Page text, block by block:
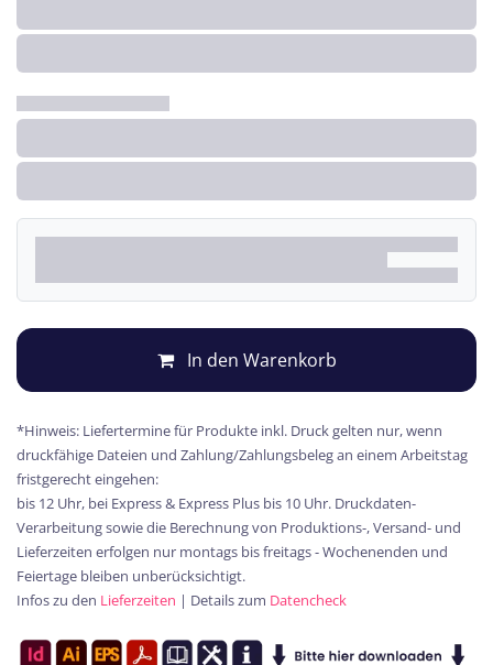
In den Warenkorb
*Hinweis: Liefertermine für Produkte inkl. Druck gelten nur, wenn
druckfähige Dateien und Zahlung/Zahlungsbeleg an einem Arbeitstag
fristgerecht eingehen:
bis 12 Uhr, bei Express & Express Plus bis 10 Uhr. Druckdaten-
Verarbeitung sowie die Berechnung von Produktions-, Versand- und
Lieferzeiten erfolgen nur montags bis freitags - Wochenenden und
Feiertage bleiben unberücksichtigt.
Infos zu den Lieferzeiten | Details zum Datencheck